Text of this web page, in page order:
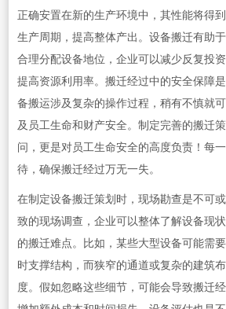
正确安置在新的生产环境中，其性能将得
生产周期，提高整体产出。设备搬迁有助
合理分配设备地位，企业可以减少反复投
提高资源利用率。搬迁经过中的安全保障
备搬运涉及复杂的操作过程，稍有不慎就
及员工生命和财产安全。制定完善的搬迁
问，更是对员工生命安全的高度负责！每
待，确保搬迁经过万无一失。
在制定设备搬迁策划时，现场勘查是不可
致的现场调查，企业可以整体了解设备现
的搬迁难点。比如，某些大型设备可能需
时支撑结构，而狭窄的通道或复杂的建筑
度。假如忽略这些细节，可能会导致搬迁